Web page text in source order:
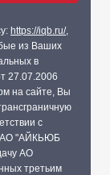
https://iqb.ru/,
из Ваших
в
27.07.2006
на сайте, Вы
с
АО "АЙКЬЮБ
АО
третьим